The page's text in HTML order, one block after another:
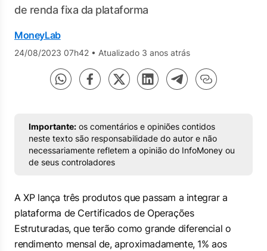
de renda fixa da plataforma
MoneyLab
24/08/2023 07h42 • Atualizado 3 anos atrás
Importante: os comentários e opiniões contidos
neste texto são responsabilidade do autor e não
necessariamente refletem a opinião do InfoMoney ou
de seus controladores
A XP lança três produtos que passam a integrar a
plataforma de Certificados de Operações
Estruturadas, que terão como grande diferencial o
rendimento mensal de, aproximadamente, 1% aos